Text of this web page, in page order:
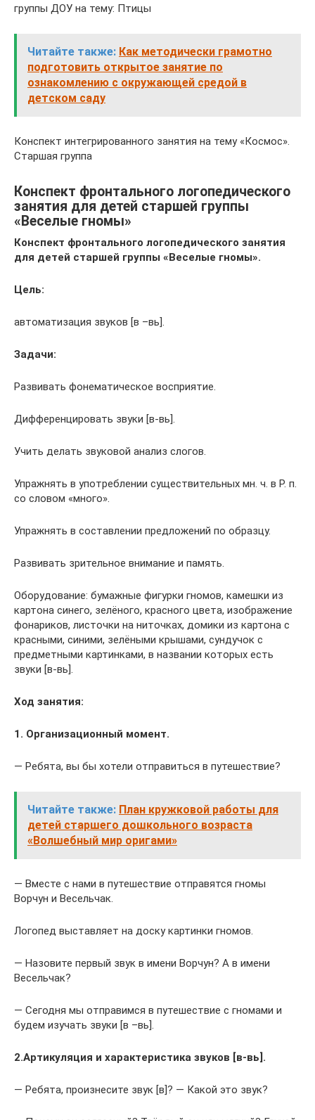
группы ДОУ на тему: Птицы
Читайте также: Как методически грамотно
подготовить открытое занятие по
ознакомлению с окружающей средой в
детском саду
Конспект интегрированного занятия на тему «Космос».
Старшая группа
Конспект фронтального логопедического
занятия для детей старшей группы
«Веселые гномы»
Конспект фронтального логопедического занятия
для детей старшей группы «Веселые гномы».
Цель:
автоматизация звуков [в –вь].
Задачи:
Развивать фонематическое восприятие.
Дифференцировать звуки [в-вь].
Учить делать звуковой анализ слогов.
Упражнять в употреблении существительных мн. ч. в Р. п.
со словом «много».
Упражнять в составлении предложений по образцу.
Развивать зрительное внимание и память.
Оборудование: бумажные фигурки гномов, камешки из
картона синего, зелёного, красного цвета, изображение
фонариков, листочки на ниточках, домики из картона с
красными, синими, зелёными крышами, сундучок с
предметными картинками, в названии которых есть
звуки [в-вь].
Ход занятия:
1. Организационный момент.
— Ребята, вы бы хотели отправиться в путешествие?
Читайте также: План кружковой работы для
детей старшего дошкольного возраста
«Волшебный мир оригами»
— Вместе с нами в путешествие отправятся гномы
Ворчун и Весельчак.
Логопед выставляет на доску картинки гномов.
— Назовите первый звук в имени Ворчун? А в имени
Весельчак?
— Сегодня мы отправимся в путешествие с гномами и
будем изучать звуки [в –вь].
2.Артикуляция и характеристика звуков [в-вь].
— Ребята, произнесите звук [в]? — Какой это звук?